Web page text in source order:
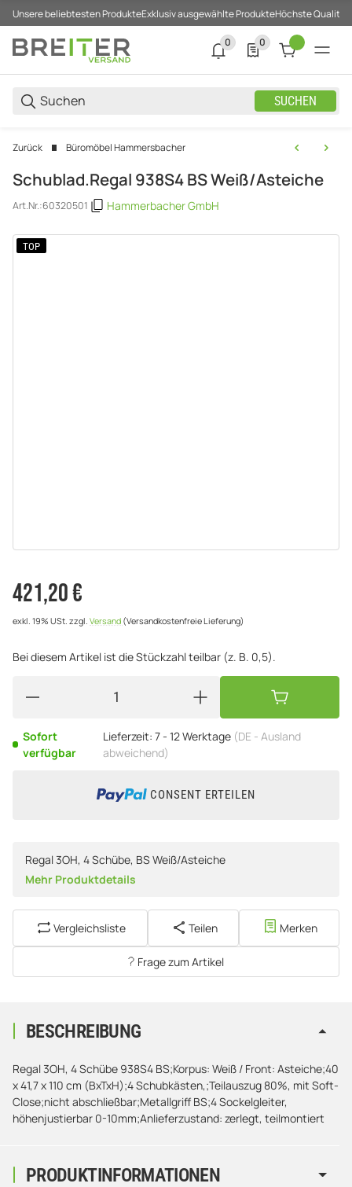
Unsere beliebtesten ProdukteExklusiv ausgewählte ProdukteHöchste Qualität
SUCHEN
0
0 neue Notifizierungen
0
0 Produkte in der
Zurück Büromöbel Hammersbacher
Hammerbacher GmbH
Schublad.Regal 938S4 BS Weiß/Asteiche
Art.Nr.:60320501
TOP
421,20 €
exkl. 19% USt. zzgl. Versand (Versandkostenfreie Lieferung)
Bei diesem Artikel ist die Stückzahl teilbar (z. B. 0,5).
Sofort
verfügbar
Lieferzeit: 7 - 12 Werktage (DE - Ausland
abweichend)
CONSENT ERTEILEN
Regal 3OH, 4 Schübe, BS Weiß/Asteiche
Mehr Produktdetails
Vergleichsliste Teilen Merken
Frage zum Artikel
PRODUKTINFORMATIONEN
BESCHREIBUNG
Regal 3OH, 4 Schübe 938S4 BS;Korpus: Weiß / Front: Asteiche;40
x 41,7 x 110 cm (BxTxH);4 Schubkästen,;Teilauszug 80%, mit Soft-
Close;nicht abschließbar;Metallgriff BS;4 Sockelgleiter,
höhenjustierbar 0-10mm;Anlieferzustand: zerlegt, teilmontiert